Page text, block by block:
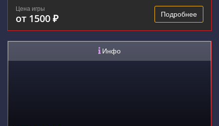
Цена игры
от 1500 ₽ Подробнее
Инфо